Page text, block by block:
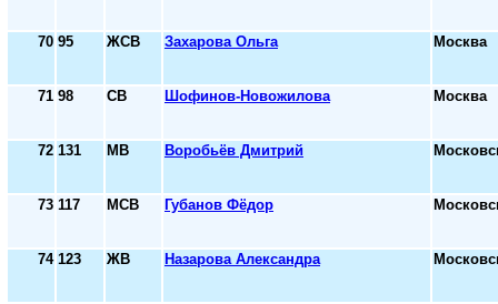
70 95 ЖСВ Захарова Ольга Москва
71 98 СВ Шофинов-Новожилова Москва
72 131 МВ Воробьёв Дмитрий
73 117 МСВ Губанов Фёдор
74 123 ЖВ Назарова Александра